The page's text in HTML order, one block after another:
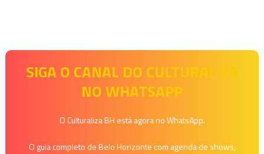
SIGA O CANAL DO CULTURALIZA
NO WHATSAPP
O Culturaliza BH está agora no WhatsApp.
O guia completo de Belo Horizonte com agenda de shows,